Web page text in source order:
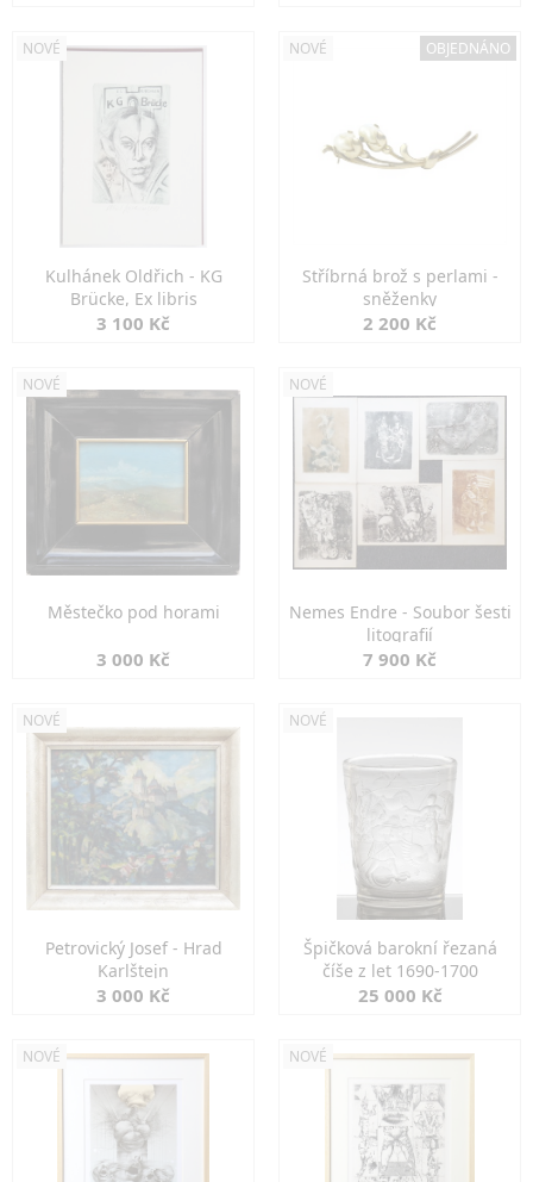
NOVÉ
Kulhánek Oldřich - KG
Brücke, Ex libris
3 100 Kč
NOVÉ OBJEDNÁNO
Stříbrná brož s perlami -
sněženky
2 200 Kč
NOVÉ
Městečko pod horami
3 000 Kč
NOVÉ
Nemes Endre - Soubor šesti
litografií
7 900 Kč
NOVÉ
Petrovický Josef - Hrad
Karlštejn
3 000 Kč
NOVÉ
Špičková barokní řezaná
číše z let 1690-1700
25 000 Kč
NOVÉ NOVÉ